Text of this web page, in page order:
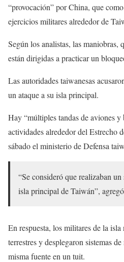
“provocación” por China, que
ejercicios militares alrededor de
Según los analistas, las maniobras,
están dirigidas a practicar un
Las autoridades taiwanesas
un ataque a su isla principal.
Hay “múltiples tandas de aviones
actividades alrededor del
sábado el ministerio de Defensa
“Se consideró que realizaban
isla principal de Taiwán”,
En respuesta, los militares de la
terrestres y desplegaron sistemas
misma fuente en un tuit.